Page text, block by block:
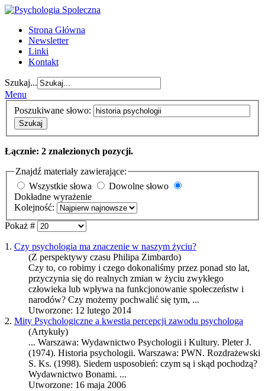
Strona Główna
Newsletter
Linki
Kontakt
Szukaj...
Menu
Poszukiwane słowo:
Szukaj
Łącznie: 2 znalezionych pozycji.
Znajdź materiały zawierające:
Wszystkie słowa
Dowolne słowo
Dokładne wyrażenie
Kolejność:
Pokaż #
1. Czy psychologia ma znaczenie w naszym życiu?
(Z perspektywy czasu Philipa Zimbardo)
Czy to, co robimy i czego dokonaliśmy przez ponad sto lat,
przyczynia się do realnych zmian w życiu zwykłego
człowieka lub wpływa na funkcjonowanie społeczeństw i
narodów? Czy możemy pochwalić się tym, ...
Utworzone: 12 lutego 2014
2. Mity Psychologiczne a kwestia percepcji zawodu psychologa
(Artykuły)
... Warszawa: Wydawnictwo Psychologii i Kultury. Pleter J.
(1974). Historia psychologii. Warszawa: PWN. Rozdrażewski
S. Ks. (1998). Siedem usposobień: czym są i skąd pochodzą?
Wydawnictwo Bonami. ...
Utworzone: 16 maja 2006